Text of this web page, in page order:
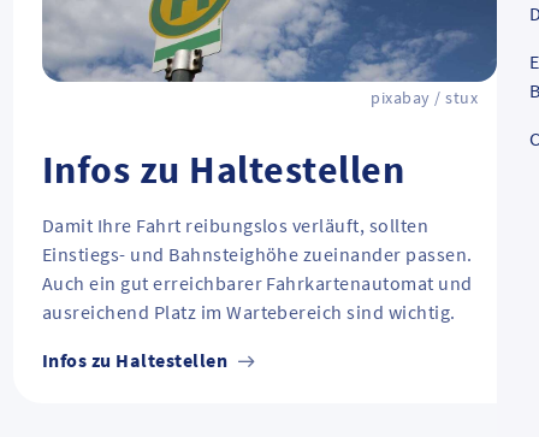
pixabay / stux
Infos zu Haltestellen
Damit Ihre Fahrt reibungslos verläuft, sollten
Einstiegs- und Bahnsteighöhe zueinander passen.
Auch ein gut erreichbarer Fahrkartenautomat und
ausreichend Platz im Wartebereich sind wichtig.
Infos zu Haltestellen